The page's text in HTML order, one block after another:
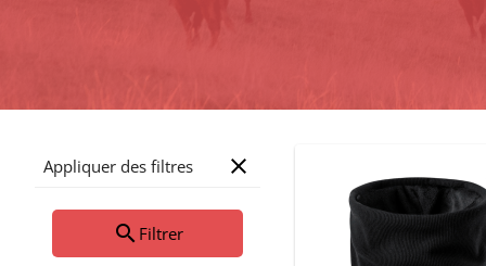
Appliquer des filtres close
search Filtrer